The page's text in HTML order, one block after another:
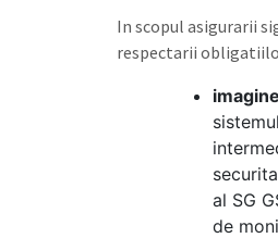
In scopul asigurarii
respectarii
al SG
de